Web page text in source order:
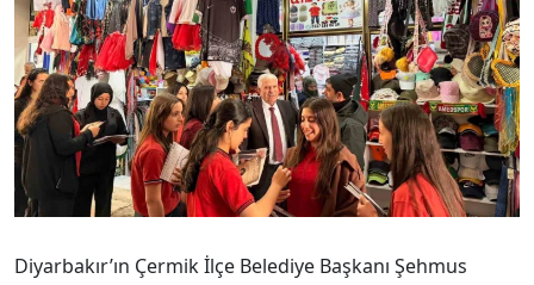
Diyarbakır’ın Çermik İlçe Belediye Başkanı Şehmus